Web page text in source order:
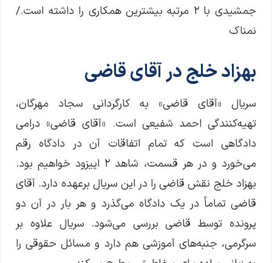
جمشیدی با ۲ مرتبه بیشترین همکاری را داشته است./
نمناک
بهزاد خلج در آقای قاضی
سریال «آقای قاضی» به کارگردانی سجاد مهرگان،
تهیه‌کنندگی احمد شفیعی است. «آقای قاضی» درامی
دادگاهی است که تمام اتفاقات آن در دادگاه رقم
می‌خورد و در هر قسمت، شاهد ۲ اپیزود خواهیم بود.
بهزاد خلج نقش قاضی را در این سریال برعهده دارد. آقای
قاضی تماماً در یک دادگاه می‌گذرد و هر بار در آن دو
پرونده توسط قاضی بررسی می‌شود. سریال علاوه بر
سرگرمی، جنبه‌های آموزشی هم دارد و مسائل حقوقی را